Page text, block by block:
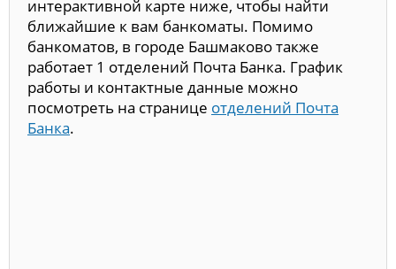
интерактивной карте ниже, чтобы найти
ближайшие к вам банкоматы. Помимо
банкоматов, в городе Башмаково также
работает 1 отделений Почта Банка. График
работы и контактные данные можно
посмотреть на странице отделений Почта
Банка.